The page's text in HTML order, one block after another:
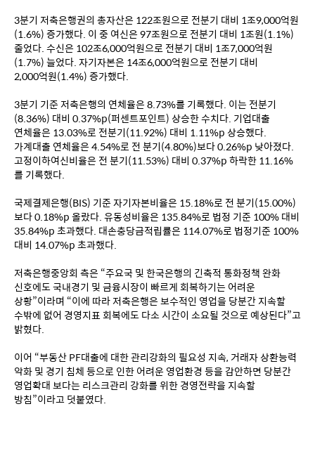
3분기 저축은행권의 총자산은 122조원으로 전분기 대비 1조9,000억원
(1.6%) 증가했다. 이 중 여신은 97조원으로 전분기 대비 1조원(1.1%)
줄었다. 수신은 102조6,000억원으로 전분기 대비 1조7,000억원
(1.7%) 늘었다. 자기자본은 14조6,000억원으로 전분기 대비
2,000억원(1.4%) 증가했다.
3분기 기준 저축은행의 연체율은 8.73%를 기록했다. 이는 전분기
(8.36%) 대비 0.37%p(퍼센트포인트) 상승한 수치다. 기업대출
연체율은 13.03%로 전분기(11.92%) 대비 1.11%p 상승했다.
가계대출 연체율은 4.54%로 전 분기(4.80%)보다 0.26%p 낮아졌다.
고정이하여신비율은 전 분기(11.53%) 대비 0.37%p 하락한 11.16%
를 기록했다.
국제결제은행(BIS) 기준 자기자본비율은 15.18%로 전 분기(15.00%)
보다 0.18%p 올랐다. 유동성비율은 135.84%로 법정 기준 100% 대비
35.84%p 초과했다. 대손충당금적립률은 114.07%로 법정기준 100%
대비 14.07%p 초과했다.
저축은행중앙회 측은 “주요국 및 한국은행의 긴축적 통화정책 완화
신호에도 국내경기 및 금융시장이 빠르게 회복하기는 어려운
상황”이라며 “이에 따라 저축은행은 보수적인 영업을 당분간 지속할
수밖에 없어 경영지표 회복에도 다소 시간이 소요될 것으로 예상된다”고
밝혔다.
이어 “부동산 PF대출에 대한 관리강화의 필요성 지속, 거래자 상환능력
악화 및 경기 침체 등으로 인한 어려운 영업환경 등을 감안하면 당분간
영업확대 보다는 리스크관리 강화를 위한 경영전략을 지속할
방침”이라고 덧붙였다.